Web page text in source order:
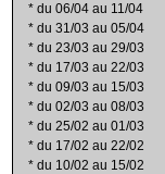
* du 06/04 au 11/04
* du 31/03 au 05/04
* du 23/03 au 29/03
* du 17/03 au 22/03
* du 09/03 au 15/03
* du 02/03 au 08/03
* du 25/02 au 01/03
* du 17/02 au 22/02
* du 10/02 au 15/02